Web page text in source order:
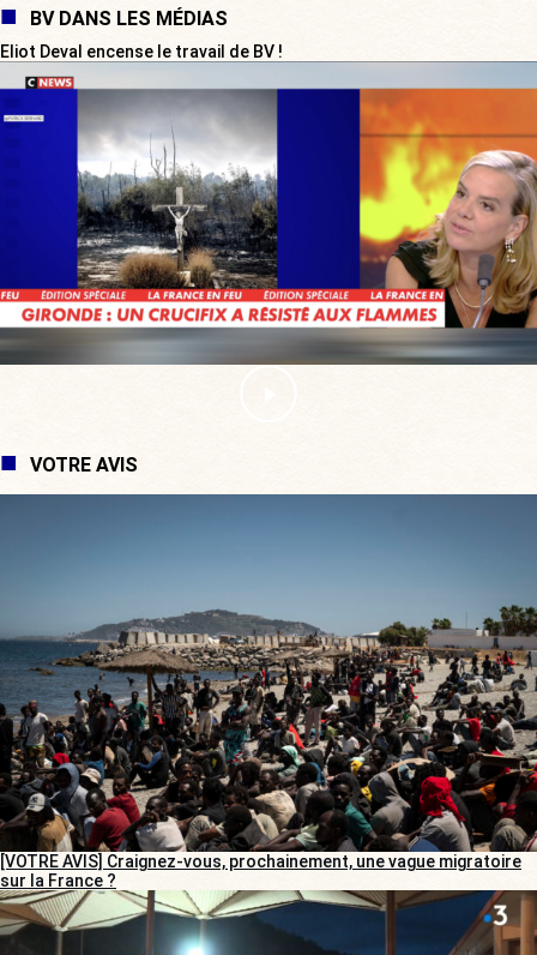
BV DANS LES MÉDIAS
Eliot Deval encense le travail de BV !
VOTRE AVIS
[VOTRE AVIS] Craignez-vous, prochainement, une vague migratoire
sur la France ?